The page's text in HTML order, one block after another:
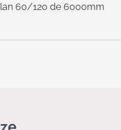
60/120 de 6000mm